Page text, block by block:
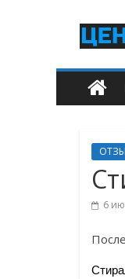
и
Самых
6